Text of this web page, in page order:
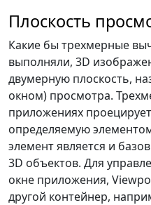
Плоскость
Какие бы трехмерные
выполняли, 3D
двумерную плоскость,
окном) просмотра.
приложениях
определяемую
элемент является и
3D объектов. Для
окне приложения,
другой контейнер,